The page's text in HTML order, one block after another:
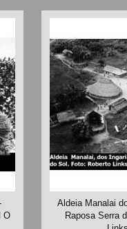
O
Aldeia Manalai
Raposa Serra